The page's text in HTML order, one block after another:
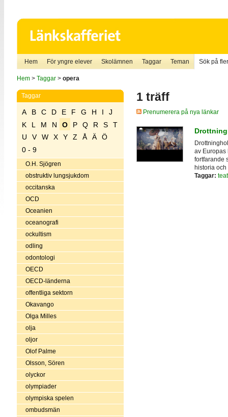
Hem För yngre elever Skolämnen Taggar Teman Sök på
Hem> Taggar> opera
Taggar
A B C D E F G H I
J
K
L M N O P Q R S
T
U
V W X Y Z Å Ä
Ö
0 - 9
O.H. Sjögren
obstruktiv lungsjukdom
occitanska
OCD
Oceanien
oceanografi
ockultism
odling
odontologi
OECD
OECD-länderna
offentliga sektorn
Okavango
Olga Milles
olja
oljor
Olof Palme
Olsson, Sören
olyckor
olympiader
olympiska spelen
ombudsmän
1 träff
Prenumerera på nya länkar
av Europas
fortfarande
historia och
Taggar: